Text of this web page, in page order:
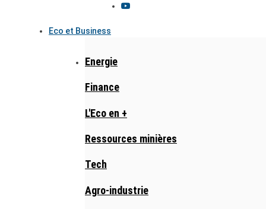
Eco et Business
Energie
Finance
L'Eco en +
Ressources minières
Tech
Agro-industrie